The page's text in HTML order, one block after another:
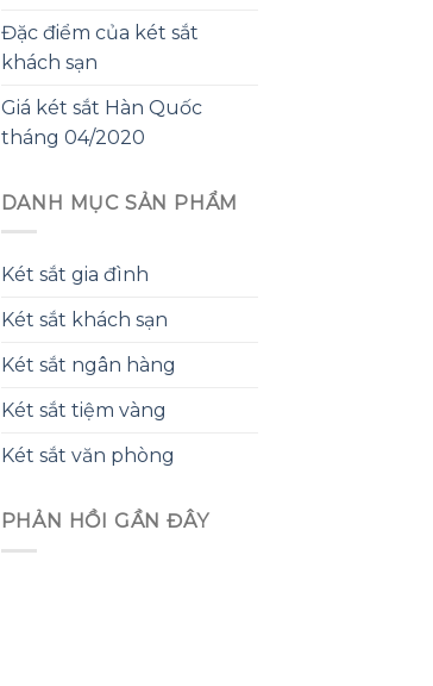
Đặc điểm của két sắt
khách sạn
Giá két sắt Hàn Quốc
tháng 04/2020
DANH MỤC SẢN PHẨM
Két sắt gia đình
Két sắt khách sạn
Két sắt ngân hàng
Két sắt tiệm vàng
Két sắt văn phòng
PHẢN HỒI GẦN ĐÂY